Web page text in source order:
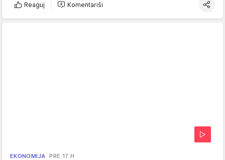
Reaguj Komentariši
EKONOMIJA PRE 17 H